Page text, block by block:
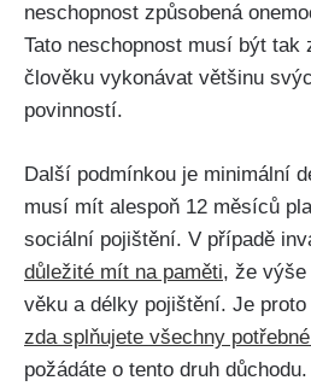
neschopnost způsobená
Tato neschopnost musí být tak
člověku vykonávat většinu
povinností.
Další podmínkou je minimální
musí mít alespoň 12 měsíců
sociální pojištění. V případě
důležité mít na paměti, že výše
věku a délky pojištění. Je
zda splňujete všechny
požádáte o tento druh důchodu.